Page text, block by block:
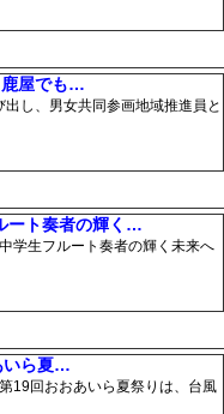
鹿屋でも…
し、男女共同参画地域推進員と
ート奏者の輝く…
学生フルート奏者の輝く未来へ
いら夏…
19回おおあいら夏祭りは、台風